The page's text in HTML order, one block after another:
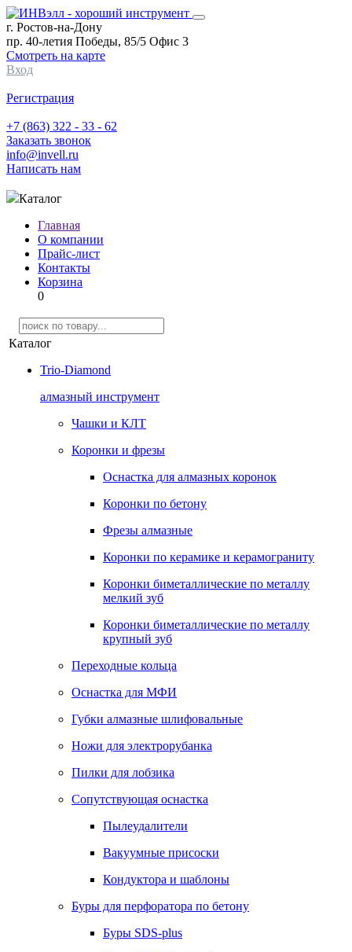
г. Ростов-на-Дону
пр. 40-летия Победы, 85/5 Офис 3
Смотреть на карте
Вход
Регистрация
+7 (863) 322 - 33 - 62
Заказать звонок
info@invell.ru
Написать нам
Каталог
Главная
О компании
Прайс-лист
Контакты
Корзина
0
Каталог
Trio-Diamond
алмазный инструмент
Чашки и КЛТ
Коронки и фрезы
Оснастка для алмазных коронок
Коронки по бетону
Фрезы алмазные
Коронки по керамике и керамограниту
Коронки биметаллические по металлу
мелкий зуб
Коронки биметаллические по металлу
крупный зуб
Переходные кольца
Оснастка для МФИ
Губки алмазные шлифовальные
Ножи для электрорубанка
Пилки для лобзика
Сопутствующая оснастка
Пылеудалители
Вакуумные присоски
Кондуктора и шаблоны
Буры для перфоратора по бетону
Буры SDS-plus